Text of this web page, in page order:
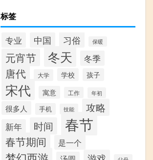
标签
专业 中国 习俗 保暖
元宵节 冬天 冬季
唐代 大学 学校 孩子
宋代 寓意 工作 年初
很多人 手机 技能 攻略
新年 时间 春节
春节期间 是一个